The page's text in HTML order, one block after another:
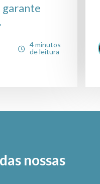
garante
4 minutos
de leitura
nossas